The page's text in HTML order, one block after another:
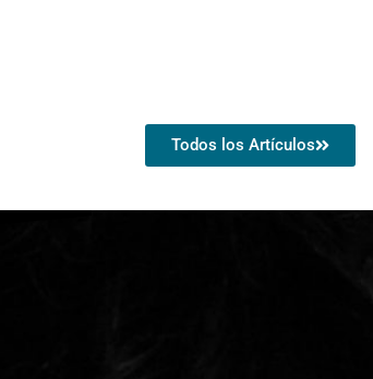
Todos los Artículos